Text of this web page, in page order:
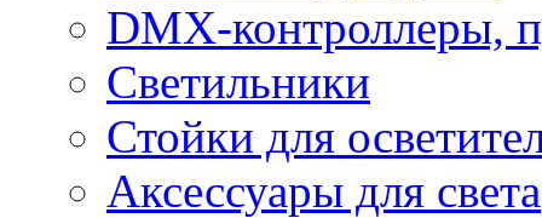
DMX-контроллеры,
Светильники
Стойки для
Аксессуары для света